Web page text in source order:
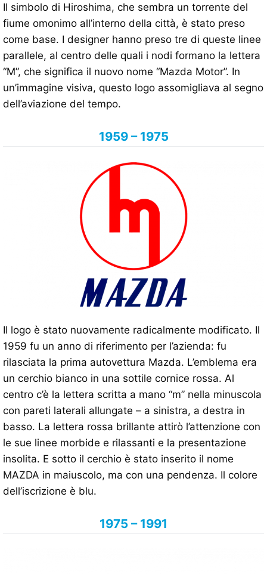
Il simbolo di Hiroshima, che sembra un torrente del
fiume omonimo all’interno della città, è stato preso
come base. I designer hanno preso tre di queste linee
parallele, al centro delle quali i nodi formano la lettera
“M”, che significa il nuovo nome “Mazda Motor”. In
un’immagine visiva, questo logo assomigliava al segno
dell’aviazione del tempo.
1959 – 1975
Il logo è stato nuovamente radicalmente modificato. Il
1959 fu un anno di riferimento per l’azienda: fu
rilasciata la prima autovettura Mazda. L’emblema era
un cerchio bianco in una sottile cornice rossa. Al
centro c’è la lettera scritta a mano “m” nella minuscola
con pareti laterali allungate – a sinistra, a destra in
basso. La lettera rossa brillante attirò l’attenzione con
le sue linee morbide e rilassanti e la presentazione
insolita. E sotto il cerchio è stato inserito il nome
MAZDA in maiuscolo, ma con una pendenza. Il colore
dell’iscrizione è blu.
1975 – 1991